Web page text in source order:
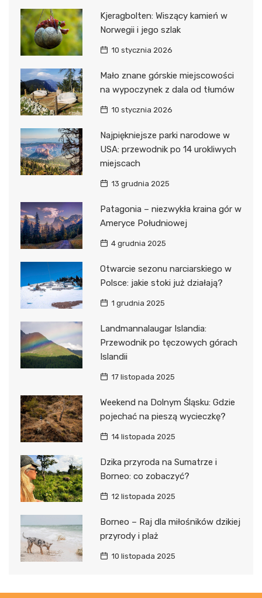
Kjeragbolten: Wiszący kamień w
Norwegii i jego szlak
10 stycznia 2026
Mało znane górskie miejscowości
na wypoczynek z dala od tłumów
10 stycznia 2026
Najpiękniejsze parki narodowe w
USA: przewodnik po 14 urokliwych
miejscach
13 grudnia 2025
Patagonia – niezwykła kraina gór w
Ameryce Południowej
4 grudnia 2025
Otwarcie sezonu narciarskiego w
Polsce: jakie stoki już działają?
1 grudnia 2025
Landmannalaugar Islandia:
Przewodnik po tęczowych górach
Islandii
17 listopada 2025
Weekend na Dolnym Śląsku: Gdzie
pojechać na pieszą wycieczkę?
14 listopada 2025
Dzika przyroda na Sumatrze i
Borneo: co zobaczyć?
12 listopada 2025
Borneo – Raj dla miłośników dzikiej
przyrody i plaż
10 listopada 2025